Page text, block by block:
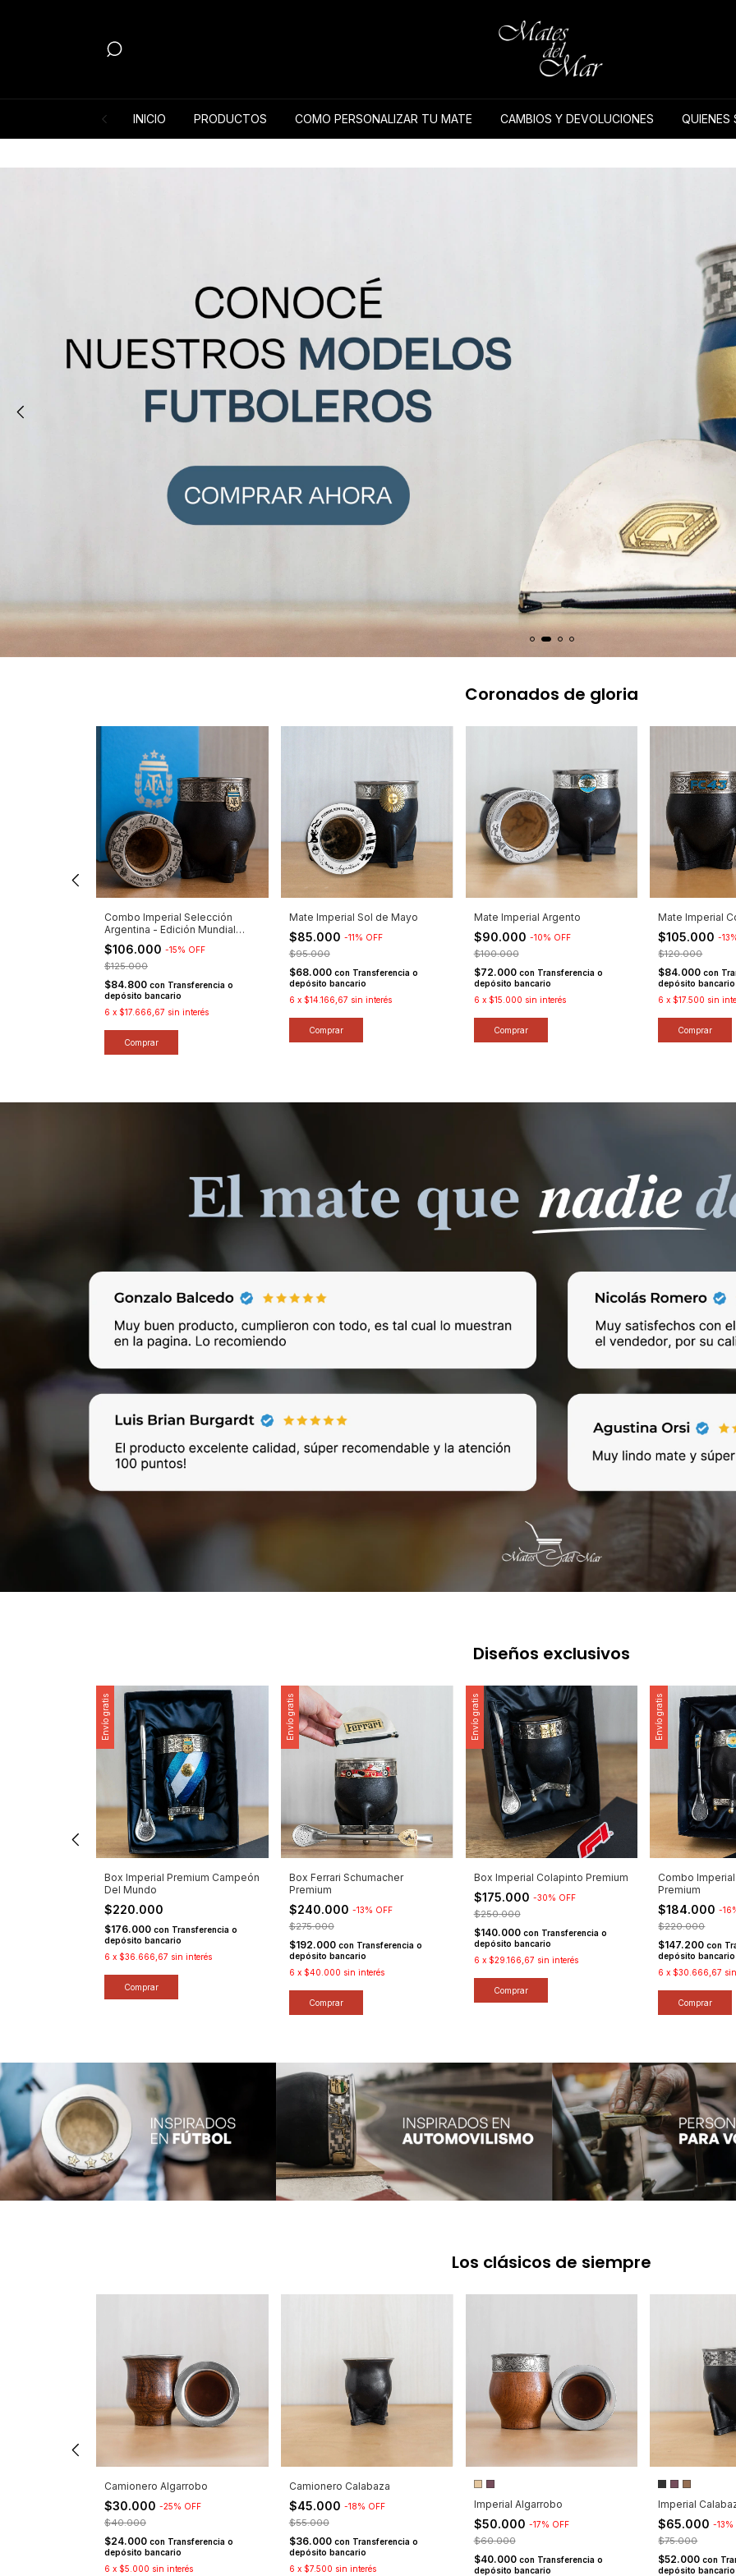
INICIO PRODUCTOS COMO PERSONALIZAR TU MATE CAMBIOS Y DEVOLUCIONES QUIENES
Coronados de gloria
Combo Imperial Selección
Argentina - Edición Mundial
2026
$106.000 -15% OFF
$125.000
$84.800 con Transferencia o
depósito bancario
6 x $17.666,67 sin interés
Mate Imperial Sol de Mayo
$85.000 -11 % OFF
$95.000
$68.000 con Transferencia o
depósito bancario
6 x $14.166,67 sin interés
Comprar
Mate Imperial Argento
$90.000 -10% OFF
$100.000
$72.000 con Transferencia o
depósito bancario
6 x $15.000 sin interés
Comprar
Mate Imperial
$105.000-13
$120.000
$84.000con
depósito bancario
6 x $17.500 sin
Comprar
Diseños exclusivos
Envío gratis
Box Imperial Premium Campeón
Del Mundo
$220.000
$176.000 con Transferencia o
depósito bancario
6 x $36.666,67 sin interés
Comprar
Envío gratis
Box Ferrari Schumacher
Premium
$240.000 -13% OFF
$275.000
$192.000 con Transferencia o
depósito bancario
6 x $40.000 sin interés
Comprar
Envío gratis
Box Imperial Colapinto Premium
$175.000 -30% OFF
$250.000
$140.000 con Transferencia o
depósito bancario
6 x $29.166,67 sin interés
Envío gratis
Combo
Premium
$184.000-16
$220.000
$147.200con
depósito bancario
6 x $30.666,67
Los clásicos de siempre
Camionero Algarrobo
$30.000 -25% OFF
$40.000
$24.000 con Transferencia o
depósito bancario
6 x $5.000 sin interés
Camionero Calabaza
$45.000 -18% OFF
$55.000
$36.000 con Transferencia o
depósito bancario
6 x $7.500 sin interés
Imperial Algarrobo
$50.000 -17% OFF
$60.000
$40.000 con Transferencia o
depósito bancario
Imperial
$65.000-13%
$75.000
$52.000con
depósito bancario